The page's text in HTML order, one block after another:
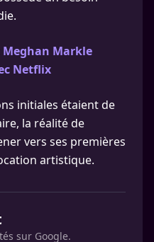
Meghan Markle
Netflix
initiales étaient de
la réalité de
vers ses premières
artistique.
sur Google.